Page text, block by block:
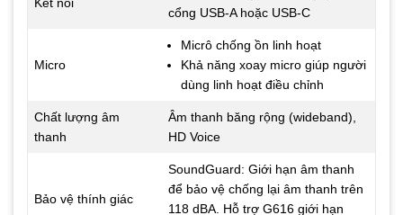
Kết nối
cổng USB-A hoặc USB-C
Micro
Micrô chống ồn linh hoạt
Khả năng xoay micro giúp người
dùng linh hoạt điều chỉnh
Chất lượng âm
thanh
Âm thanh băng rộng (wideband),
HD Voice
Bảo vệ thính giác
SoundGuard: Giới hạn âm thanh
để bảo vệ chống lại âm thanh trên
118 dBA. Hỗ trợ G616 giới hạn